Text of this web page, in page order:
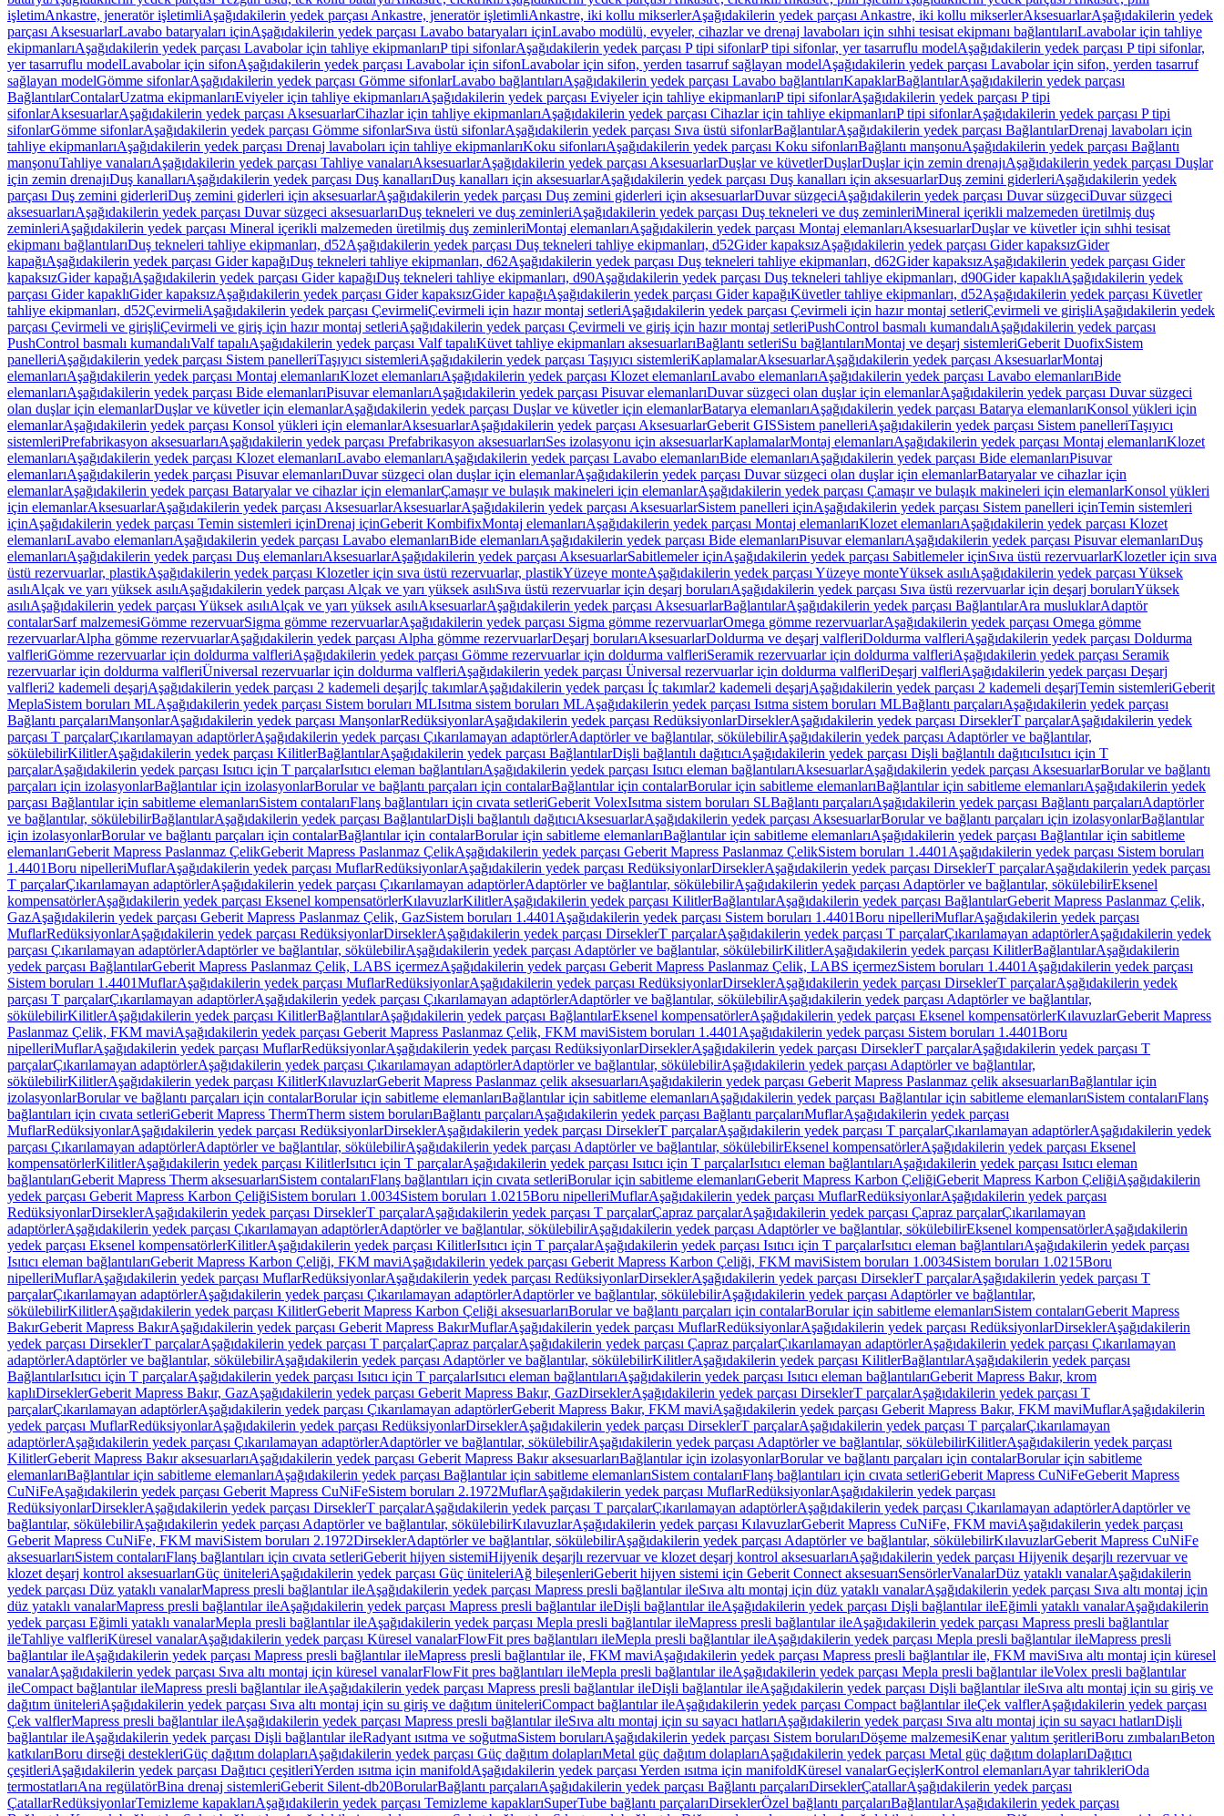
işletimAnkastre, jeneratör işletimliAşağıdakilerin yedek parçası Ankastre, jeneratör işletimliAnkastre, iki kollu mikserlerAşağıdakilerin yedek parçası Ankastre, iki kollu mikserlerAksesuarlarAşağıdakilerin yedek
parçası AksesuarlarLavabo bataryaları içinAşağıdakilerin yedek parçası Lavabo bataryaları içinLavabo modülü, evyeler, cihazlar ve drenaj lavaboları için sıhhi tesisat ekipmanı bağlantılarıLavabolar için tahliye
ekipmanlarıAşağıdakilerin yedek parçası Lavabolar için tahliye ekipmanlarıP tipi sifonlarAşağıdakilerin yedek parçası P tipi sifonlarP tipi sifonlar, yer tasarruflu modelAşağıdakilerin yedek parçası P tipi sifonlar,
yer tasarruflu modelLavabolar için sifonAşağıdakilerin yedek parçası Lavabolar için sifonLavabolar için sifon, yerden tasarruf sağlayan modelAşağıdakilerin yedek parçası Lavabolar için sifon, yerden tasarruf
sağlayan modelGömme sifonlarAşağıdakilerin yedek parçası Gömme sifonlarLavabo bağlantılarıAşağıdakilerin yedek parçası Lavabo bağlantılarıKapaklarBağlantılarAşağıdakilerin yedek parçası
BağlantılarContalarUzatma ekipmanlarıEviyeler için tahliye ekipmanlarıAşağıdakilerin yedek parçası Eviyeler için tahliye ekipmanlarıP tipi sifonlarAşağıdakilerin yedek parçası P tipi
sifonlarAksesuarlarAşağıdakilerin yedek parçası AksesuarlarCihazlar için tahliye ekipmanlarıAşağıdakilerin yedek parçası Cihazlar için tahliye ekipmanlarıP tipi sifonlarAşağıdakilerin yedek parçası P tipi
sifonlarGömme sifonlarAşağıdakilerin yedek parçası Gömme sifonlarSıva üstü sifonlarAşağıdakilerin yedek parçası Sıva üstü sifonlarBağlantılarAşağıdakilerin yedek parçası BağlantılarDrenaj lavaboları için
tahliye ekipmanlarıAşağıdakilerin yedek parçası Drenaj lavaboları için tahliye ekipmanlarıKoku sifonlarıAşağıdakilerin yedek parçası Koku sifonlarıBağlantı manşonuAşağıdakilerin yedek parçası Bağlantı
manşonuTahliye vanalarıAşağıdakilerin yedek parçası Tahliye vanalarıAksesuarlarAşağıdakilerin yedek parçası AksesuarlarDuşlar ve küvetlerDuşlarDuşlar için zemin drenajıAşağıdakilerin yedek parçası Duşlar
için zemin drenajıDuş kanallarıAşağıdakilerin yedek parçası Duş kanallarıDuş kanalları için aksesuarlarAşağıdakilerin yedek parçası Duş kanalları için aksesuarlarDuş zemini giderleriAşağıdakilerin yedek
parçası Duş zemini giderleriDuş zemini giderleri için aksesuarlarAşağıdakilerin yedek parçası Duş zemini giderleri için aksesuarlarDuvar süzgeciAşağıdakilerin yedek parçası Duvar süzgeciDuvar süzgeci
aksesuarlarıAşağıdakilerin yedek parçası Duvar süzgeci aksesuarlarıDuş tekneleri ve duş zeminleriAşağıdakilerin yedek parçası Duş tekneleri ve duş zeminleriMineral içerikli malzemeden üretilmiş duş
zeminleriAşağıdakilerin yedek parçası Mineral içerikli malzemeden üretilmiş duş zeminleriMontaj elemanlarıAşağıdakilerin yedek parçası Montaj elemanlarıAksesuarlarDuşlar ve küvetler için sıhhi tesisat
ekipmanı bağlantılarıDuş tekneleri tahliye ekipmanları, d52Aşağıdakilerin yedek parçası Duş tekneleri tahliye ekipmanları, d52Gider kapaksızAşağıdakilerin yedek parçası Gider kapaksızGider
kapağıAşağıdakilerin yedek parçası Gider kapağıDuş tekneleri tahliye ekipmanları, d62Aşağıdakilerin yedek parçası Duş tekneleri tahliye ekipmanları, d62Gider kapaksızAşağıdakilerin yedek parçası Gider
kapaksızGider kapağıAşağıdakilerin yedek parçası Gider kapağıDuş tekneleri tahliye ekipmanları, d90Aşağıdakilerin yedek parçası Duş tekneleri tahliye ekipmanları, d90Gider kapaklıAşağıdakilerin yedek
parçası Gider kapaklıGider kapaksızAşağıdakilerin yedek parçası Gider kapaksızGider kapağıAşağıdakilerin yedek parçası Gider kapağıKüvetler tahliye ekipmanları, d52Aşağıdakilerin yedek parçası Küvetler
tahliye ekipmanları, d52ÇevirmeliAşağıdakilerin yedek parçası ÇevirmeliÇevirmeli için hazır montaj setleriAşağıdakilerin yedek parçası Çevirmeli için hazır montaj setleriÇevirmeli ve girişliAşağıdakilerin yedek
parçası Çevirmeli ve girişliÇevirmeli ve giriş için hazır montaj setleriAşağıdakilerin yedek parçası Çevirmeli ve giriş için hazır montaj setleriPushControl basmalı kumandalıAşağıdakilerin yedek parçası
PushControl basmalı kumandalıValf tapalıAşağıdakilerin yedek parçası Valf tapalıKüvet tahliye ekipmanları aksesuarlarıBağlantı setleriSu bağlantılarıMontaj ve deşarj sistemleriGeberit DuofixSistem
panelleriAşağıdakilerin yedek parçası Sistem panelleriTaşıyıcı sistemleriAşağıdakilerin yedek parçası Taşıyıcı sistemleriKaplamalarAksesuarlarAşağıdakilerin yedek parçası AksesuarlarMontaj
elemanlarıAşağıdakilerin yedek parçası Montaj elemanlarıKlozet elemanlarıAşağıdakilerin yedek parçası Klozet elemanlarıLavabo elemanlarıAşağıdakilerin yedek parçası Lavabo elemanlarıBide
elemanlarıAşağıdakilerin yedek parçası Bide elemanlarıPisuvar elemanlarıAşağıdakilerin yedek parçası Pisuvar elemanlarıDuvar süzgeci olan duşlar için elemanlarAşağıdakilerin yedek parçası Duvar süzgeci
olan duşlar için elemanlarDuşlar ve küvetler için elemanlarAşağıdakilerin yedek parçası Duşlar ve küvetler için elemanlarBatarya elemanlarıAşağıdakilerin yedek parçası Batarya elemanlarıKonsol yükleri için
elemanlarAşağıdakilerin yedek parçası Konsol yükleri için elemanlarAksesuarlarAşağıdakilerin yedek parçası AksesuarlarGeberit GISSistem panelleriAşağıdakilerin yedek parçası Sistem panelleriTaşıyıcı
sistemleriPrefabrikasyon aksesuarlarıAşağıdakilerin yedek parçası Prefabrikasyon aksesuarlarıSes izolasyonu için aksesuarlarKaplamalarMontaj elemanlarıAşağıdakilerin yedek parçası Montaj elemanlarıKlozet
elemanlarıAşağıdakilerin yedek parçası Klozet elemanlarıLavabo elemanlarıAşağıdakilerin yedek parçası Lavabo elemanlarıBide elemanlarıAşağıdakilerin yedek parçası Bide elemanlarıPisuvar
elemanlarıAşağıdakilerin yedek parçası Pisuvar elemanlarıDuvar süzgeci olan duşlar için elemanlarAşağıdakilerin yedek parçası Duvar süzgeci olan duşlar için elemanlarBataryalar ve cihazlar için
elemanlarAşağıdakilerin yedek parçası Bataryalar ve cihazlar için elemanlarÇamaşır ve bulaşık makineleri için elemanlarAşağıdakilerin yedek parçası Çamaşır ve bulaşık makineleri için elemanlarKonsol yükleri
için elemanlarAksesuarlarAşağıdakilerin yedek parçası AksesuarlarAksesuarlarAşağıdakilerin yedek parçası AksesuarlarSistem panelleri içinAşağıdakilerin yedek parçası Sistem panelleri içinTemin sistemleri
içinAşağıdakilerin yedek parçası Temin sistemleri içinDrenaj içinGeberit KombifixMontaj elemanlarıAşağıdakilerin yedek parçası Montaj elemanlarıKlozet elemanlarıAşağıdakilerin yedek parçası Klozet
elemanlarıLavabo elemanlarıAşağıdakilerin yedek parçası Lavabo elemanlarıBide elemanlarıAşağıdakilerin yedek parçası Bide elemanlarıPisuvar elemanlarıAşağıdakilerin yedek parçası Pisuvar elemanlarıDuş
elemanlarıAşağıdakilerin yedek parçası Duş elemanlarıAksesuarlarAşağıdakilerin yedek parçası AksesuarlarSabitlemeler içinAşağıdakilerin yedek parçası Sabitlemeler içinSıva üstü rezervuarlarKlozetler için sıva
üstü rezervuarlar, plastikAşağıdakilerin yedek parçası Klozetler için sıva üstü rezervuarlar, plastikYüzeye monteAşağıdakilerin yedek parçası Yüzeye monteYüksek asılıAşağıdakilerin yedek parçası Yüksek
asılıAlçak ve yarı yüksek asılıAşağıdakilerin yedek parçası Alçak ve yarı yüksek asılıSıva üstü rezervuarlar için deşarj borularıAşağıdakilerin yedek parçası Sıva üstü rezervuarlar için deşarj borularıYüksek
asılıAşağıdakilerin yedek parçası Yüksek asılıAlçak ve yarı yüksek asılıAksesuarlarAşağıdakilerin yedek parçası AksesuarlarBağlantılarAşağıdakilerin yedek parçası BağlantılarAra musluklarAdaptör
contalarSarf malzemesiGömme rezervuarSigma gömme rezervuarlarAşağıdakilerin yedek parçası Sigma gömme rezervuarlarOmega gömme rezervuarlarAşağıdakilerin yedek parçası Omega gömme
rezervuarlarAlpha gömme rezervuarlarAşağıdakilerin yedek parçası Alpha gömme rezervuarlarDeşarj borularıAksesuarlarDoldurma ve deşarj valfleriDoldurma valfleriAşağıdakilerin yedek parçası Doldurma
valfleriGömme rezervuarlar için doldurma valfleriAşağıdakilerin yedek parçası Gömme rezervuarlar için doldurma valfleriSeramik rezervuarlar için doldurma valfleriAşağıdakilerin yedek parçası Seramik
rezervuarlar için doldurma valfleriÜniversal rezervuarlar için doldurma valfleriAşağıdakilerin yedek parçası Üniversal rezervuarlar için doldurma valfleriDeşarj valfleriAşağıdakilerin yedek parçası Deşarj
valfleri2 kademeli deşarjAşağıdakilerin yedek parçası 2 kademeli deşarjİç takımlarAşağıdakilerin yedek parçası İç takımlar2 kademeli deşarjAşağıdakilerin yedek parçası 2 kademeli deşarjTemin sistemleriGeberit
MeplaSistem boruları MLAşağıdakilerin yedek parçası Sistem boruları MLIsıtma sistem boruları MLAşağıdakilerin yedek parçası Isıtma sistem boruları MLBağlantı parçalarıAşağıdakilerin yedek parçası
Bağlantı parçalarıManşonlarAşağıdakilerin yedek parçası ManşonlarRedüksiyonlarAşağıdakilerin yedek parçası RedüksiyonlarDirseklerAşağıdakilerin yedek parçası DirseklerT parçalarAşağıdakilerin yedek
parçası T parçalarÇıkarılamayan adaptörlerAşağıdakilerin yedek parçası Çıkarılamayan adaptörlerAdaptörler ve bağlantılar, sökülebilirAşağıdakilerin yedek parçası Adaptörler ve bağlantılar,
sökülebilirKilitlerAşağıdakilerin yedek parçası KilitlerBağlantılarAşağıdakilerin yedek parçası BağlantılarDişli bağlantılı dağıtıcıAşağıdakilerin yedek parçası Dişli bağlantılı dağıtıcıIsıtıcı için T
parçalarAşağıdakilerin yedek parçası Isıtıcı için T parçalarIsıtıcı eleman bağlantılarıAşağıdakilerin yedek parçası Isıtıcı eleman bağlantılarıAksesuarlarAşağıdakilerin yedek parçası AksesuarlarBorular ve bağlantı
parçaları için izolasyonlarBağlantılar için izolasyonlarBorular ve bağlantı parçaları için contalarBağlantılar için contalarBorular için sabitleme elemanlarıBağlantılar için sabitleme elemanlarıAşağıdakilerin yedek
parçası Bağlantılar için sabitleme elemanlarıSistem contalarıFlanş bağlantıları için cıvata setleriGeberit VolexIsıtma sistem boruları SLBağlantı parçalarıAşağıdakilerin yedek parçası Bağlantı parçalarıAdaptörler
ve bağlantılar, sökülebilirBağlantılarAşağıdakilerin yedek parçası BağlantılarDişli bağlantılı dağıtıcıAksesuarlarAşağıdakilerin yedek parçası AksesuarlarBorular ve bağlantı parçaları için izolasyonlarBağlantılar
için izolasyonlarBorular ve bağlantı parçaları için contalarBağlantılar için contalarBorular için sabitleme elemanlarıBağlantılar için sabitleme elemanlarıAşağıdakilerin yedek parçası Bağlantılar için sabitleme
elemanlarıGeberit Mapress Paslanmaz ÇelikGeberit Mapress Paslanmaz ÇelikAşağıdakilerin yedek parçası Geberit Mapress Paslanmaz ÇelikSistem boruları 1.4401 Aşağıdakilerin yedek parçası Sistem boruları
1.4401Boru nipelleriMuflarAşağıdakilerin yedek parçası MuflarRedüksiyonlarAşağıdakilerin yedek parçası RedüksiyonlarDirseklerAşağıdakilerin yedek parçası DirseklerT parçalarAşağıdakilerin yedek parçası
T parçalarÇıkarılamayan adaptörlerAşağıdakilerin yedek parçası Çıkarılamayan adaptörlerAdaptörler ve bağlantılar, sökülebilirAşağıdakilerin yedek parçası Adaptörler ve bağlantılar, sökülebilirEksenel
kompensatörlerAşağıdakilerin yedek parçası Eksenel kompensatörlerKılavuzlarKilitlerAşağıdakilerin yedek parçası KilitlerBağlantılarAşağıdakilerin yedek parçası BağlantılarGeberit Mapress Paslanmaz Çelik,
GazAşağıdakilerin yedek parçası Geberit Mapress Paslanmaz Çelik, GazSistem boruları 1.4401 Aşağıdakilerin yedek parçası Sistem boruları 1.4401Boru nipelleriMuflarAşağıdakilerin yedek parçası
MuflarRedüksiyonlarAşağıdakilerin yedek parçası RedüksiyonlarDirseklerAşağıdakilerin yedek parçası DirseklerT parçalarAşağıdakilerin yedek parçası T parçalarÇıkarılamayan adaptörlerAşağıdakilerin yedek
parçası Çıkarılamayan adaptörlerAdaptörler ve bağlantılar, sökülebilirAşağıdakilerin yedek parçası Adaptörler ve bağlantılar, sökülebilirKilitlerAşağıdakilerin yedek parçası KilitlerBağlantılarAşağıdakilerin
yedek parçası BağlantılarGeberit Mapress Paslanmaz Çelik, LABS içermezAşağıdakilerin yedek parçası Geberit Mapress Paslanmaz Çelik, LABS içermezSistem boruları 1.4401 Aşağıdakilerin yedek parçası
Sistem boruları 1.4401MuflarAşağıdakilerin yedek parçası MuflarRedüksiyonlarAşağıdakilerin yedek parçası RedüksiyonlarDirseklerAşağıdakilerin yedek parçası DirseklerT parçalarAşağıdakilerin yedek
parçası T parçalarÇıkarılamayan adaptörlerAşağıdakilerin yedek parçası Çıkarılamayan adaptörlerAdaptörler ve bağlantılar, sökülebilirAşağıdakilerin yedek parçası Adaptörler ve bağlantılar,
sökülebilirKilitlerAşağıdakilerin yedek parçası KilitlerBağlantılarAşağıdakilerin yedek parçası BağlantılarEksenel kompensatörlerAşağıdakilerin yedek parçası Eksenel kompensatörlerKılavuzlarGeberit Mapress
Paslanmaz Çelik, FKM maviAşağıdakilerin yedek parçası Geberit Mapress Paslanmaz Çelik, FKM maviSistem boruları 1.4401 Aşağıdakilerin yedek parçası Sistem boruları 1.4401Boru
nipelleriMuflarAşağıdakilerin yedek parçası MuflarRedüksiyonlarAşağıdakilerin yedek parçası RedüksiyonlarDirseklerAşağıdakilerin yedek parçası DirseklerT parçalarAşağıdakilerin yedek parçası T
parçalarÇıkarılamayan adaptörlerAşağıdakilerin yedek parçası Çıkarılamayan adaptörlerAdaptörler ve bağlantılar, sökülebilirAşağıdakilerin yedek parçası Adaptörler ve bağlantılar,
sökülebilirKilitlerAşağıdakilerin yedek parçası KilitlerKılavuzlarGeberit Mapress Paslanmaz çelik aksesuarlarıAşağıdakilerin yedek parçası Geberit Mapress Paslanmaz çelik aksesuarlarıBağlantılar için
izolasyonlarBorular ve bağlantı parçaları için contalarBorular için sabitleme elemanlarıBağlantılar için sabitleme elemanlarıAşağıdakilerin yedek parçası Bağlantılar için sabitleme elemanlarıSistem contalarıFlanş
bağlantıları için cıvata setleriGeberit Mapress ThermTherm sistem borularıBağlantı parçalarıAşağıdakilerin yedek parçası Bağlantı parçalarıMuflarAşağıdakilerin yedek parçası
MuflarRedüksiyonlarAşağıdakilerin yedek parçası RedüksiyonlarDirseklerAşağıdakilerin yedek parçası DirseklerT parçalarAşağıdakilerin yedek parçası T parçalarÇıkarılamayan adaptörlerAşağıdakilerin yedek
parçası Çıkarılamayan adaptörlerAdaptörler ve bağlantılar, sökülebilirAşağıdakilerin yedek parçası Adaptörler ve bağlantılar, sökülebilirEksenel kompensatörlerAşağıdakilerin yedek parçası Eksenel
kompensatörlerKilitlerAşağıdakilerin yedek parçası KilitlerIsıtıcı için T parçalarAşağıdakilerin yedek parçası Isıtıcı için T parçalarIsıtıcı eleman bağlantılarıAşağıdakilerin yedek parçası Isıtıcı eleman
bağlantılarıGeberit Mapress Therm aksesuarlarıSistem contalarıFlanş bağlantıları için cıvata setleriBorular için sabitleme elemanlarıGeberit Mapress Karbon ÇeliğiGeberit Mapress Karbon ÇeliğiAşağıdakilerin
yedek parçası Geberit Mapress Karbon ÇeliğiSistem boruları 1.0034Sistem boruları 1.0215Boru nipelleriMuflarAşağıdakilerin yedek parçası MuflarRedüksiyonlarAşağıdakilerin yedek parçası
RedüksiyonlarDirseklerAşağıdakilerin yedek parçası DirseklerT parçalarAşağıdakilerin yedek parçası T parçalarÇapraz parçalarAşağıdakilerin yedek parçası Çapraz parçalarÇıkarılamayan
adaptörlerAşağıdakilerin yedek parçası Çıkarılamayan adaptörlerAdaptörler ve bağlantılar, sökülebilirAşağıdakilerin yedek parçası Adaptörler ve bağlantılar, sökülebilirEksenel kompensatörlerAşağıdakilerin
yedek parçası Eksenel kompensatörlerKilitlerAşağıdakilerin yedek parçası KilitlerIsıtıcı için T parçalarAşağıdakilerin yedek parçası Isıtıcı için T parçalarIsıtıcı eleman bağlantılarıAşağıdakilerin yedek parçası
Isıtıcı eleman bağlantılarıGeberit Mapress Karbon Çeliği, FKM maviAşağıdakilerin yedek parçası Geberit Mapress Karbon Çeliği, FKM maviSistem boruları 1.0034Sistem boruları 1.0215Boru
nipelleriMuflarAşağıdakilerin yedek parçası MuflarRedüksiyonlarAşağıdakilerin yedek parçası RedüksiyonlarDirseklerAşağıdakilerin yedek parçası DirseklerT parçalarAşağıdakilerin yedek parçası T
parçalarÇıkarılamayan adaptörlerAşağıdakilerin yedek parçası Çıkarılamayan adaptörlerAdaptörler ve bağlantılar, sökülebilirAşağıdakilerin yedek parçası Adaptörler ve bağlantılar,
sökülebilirKilitlerAşağıdakilerin yedek parçası KilitlerGeberit Mapress Karbon Çeliği aksesuarlarıBorular ve bağlantı parçaları için contalarBorular için sabitleme elemanlarıSistem contalarıGeberit Mapress
BakırGeberit Mapress BakırAşağıdakilerin yedek parçası Geberit Mapress BakırMuflarAşağıdakilerin yedek parçası MuflarRedüksiyonlarAşağıdakilerin yedek parçası RedüksiyonlarDirseklerAşağıdakilerin
yedek parçası DirseklerT parçalarAşağıdakilerin yedek parçası T parçalarÇapraz parçalarAşağıdakilerin yedek parçası Çapraz parçalarÇıkarılamayan adaptörlerAşağıdakilerin yedek parçası Çıkarılamayan
adaptörlerAdaptörler ve bağlantılar, sökülebilirAşağıdakilerin yedek parçası Adaptörler ve bağlantılar, sökülebilirKilitlerAşağıdakilerin yedek parçası KilitlerBağlantılarAşağıdakilerin yedek parçası
BağlantılarIsıtıcı için T parçalarAşağıdakilerin yedek parçası Isıtıcı için T parçalarIsıtıcı eleman bağlantılarıAşağıdakilerin yedek parçası Isıtıcı eleman bağlantılarıGeberit Mapress Bakır, krom
kaplıDirseklerGeberit Mapress Bakır, GazAşağıdakilerin yedek parçası Geberit Mapress Bakır, GazDirseklerAşağıdakilerin yedek parçası DirseklerT parçalarAşağıdakilerin yedek parçası T
parçalarÇıkarılamayan adaptörlerAşağıdakilerin yedek parçası Çıkarılamayan adaptörlerGeberit Mapress Bakır, FKM maviAşağıdakilerin yedek parçası Geberit Mapress Bakır, FKM maviMuflarAşağıdakilerin
yedek parçası MuflarRedüksiyonlarAşağıdakilerin yedek parçası RedüksiyonlarDirseklerAşağıdakilerin yedek parçası DirseklerT parçalarAşağıdakilerin yedek parçası T parçalarÇıkarılamayan
adaptörlerAşağıdakilerin yedek parçası Çıkarılamayan adaptörlerAdaptörler ve bağlantılar, sökülebilirAşağıdakilerin yedek parçası Adaptörler ve bağlantılar, sökülebilirKilitlerAşağıdakilerin yedek parçası
KilitlerGeberit Mapress Bakır aksesuarlarıAşağıdakilerin yedek parçası Geberit Mapress Bakır aksesuarlarıBağlantılar için izolasyonlarBorular ve bağlantı parçaları için contalarBorular için sabitleme
elemanlarıBağlantılar için sabitleme elemanlarıAşağıdakilerin yedek parçası Bağlantılar için sabitleme elemanlarıSistem contalarıFlanş bağlantıları için cıvata setleriGeberit Mapress CuNiFeGeberit Mapress
CuNiFeAşağıdakilerin yedek parçası Geberit Mapress CuNiFeSistem boruları 2.1972MuflarAşağıdakilerin yedek parçası MuflarRedüksiyonlarAşağıdakilerin yedek parçası
RedüksiyonlarDirseklerAşağıdakilerin yedek parçası DirseklerT parçalarAşağıdakilerin yedek parçası T parçalarÇıkarılamayan adaptörlerAşağıdakilerin yedek parçası Çıkarılamayan adaptörlerAdaptörler ve
bağlantılar, sökülebilirAşağıdakilerin yedek parçası Adaptörler ve bağlantılar, sökülebilirKılavuzlarAşağıdakilerin yedek parçası KılavuzlarGeberit Mapress CuNiFe, FKM maviAşağıdakilerin yedek parçası
Geberit Mapress CuNiFe, FKM maviSistem boruları 2.1972DirseklerAdaptörler ve bağlantılar, sökülebilirAşağıdakilerin yedek parçası Adaptörler ve bağlantılar, sökülebilirKılavuzlarGeberit Mapress CuNiFe
aksesuarlarıSistem contalarıFlanş bağlantıları için cıvata setleriGeberit hijyen sistemiHijyenik deşarjlı rezervuar ve klozet deşarj kontrol aksesuarlarıAşağıdakilerin yedek parçası Hijyenik deşarjlı rezervuar ve
klozet deşarj kontrol aksesuarlarıGüç üniteleriAşağıdakilerin yedek parçası Güç üniteleriAğ bileşenleriGeberit hijyen sistemi için Geberit Connect aksesuarıSensörlerVanalarDüz yataklı vanalarAşağıdakilerin
yedek parçası Düz yataklı vanalarMapress presli bağlantılar ileAşağıdakilerin yedek parçası Mapress presli bağlantılar ileSıva altı montaj için düz yataklı vanalarAşağıdakilerin yedek parçası Sıva altı montaj için
düz yataklı vanalarMapress presli bağlantılar ileAşağıdakilerin yedek parçası Mapress presli bağlantılar ileDişli bağlantılar ileAşağıdakilerin yedek parçası Dişli bağlantılar ileEğimli yataklı vanalarAşağıdakilerin
yedek parçası Eğimli yataklı vanalarMepla presli bağlantılar ileAşağıdakilerin yedek parçası Mepla presli bağlantılar ileMapress presli bağlantılar ileAşağıdakilerin yedek parçası Mapress presli bağlantılar
ileTahliye valfleriKüresel vanalarAşağıdakilerin yedek parçası Küresel vanalarFlowFit pres bağlantıları ileMepla presli bağlantılar ileAşağıdakilerin yedek parçası Mepla presli bağlantılar ileMapress presli
bağlantılar ileAşağıdakilerin yedek parçası Mapress presli bağlantılar ileMapress presli bağlantılar ile, FKM maviAşağıdakilerin yedek parçası Mapress presli bağlantılar ile, FKM maviSıva altı montaj için küresel
vanalarAşağıdakilerin yedek parçası Sıva altı montaj için küresel vanalarFlowFit pres bağlantıları ileMepla presli bağlantılar ileAşağıdakilerin yedek parçası Mepla presli bağlantılar ileVolex presli bağlantılar
ileCompact bağlantılar ileMapress presli bağlantılar ileAşağıdakilerin yedek parçası Mapress presli bağlantılar ileDişli bağlantılar ileAşağıdakilerin yedek parçası Dişli bağlantılar ileSıva altı montaj için su giriş ve
dağıtım üniteleriAşağıdakilerin yedek parçası Sıva altı montaj için su giriş ve dağıtım üniteleriCompact bağlantılar ileAşağıdakilerin yedek parçası Compact bağlantılar ileÇek valflerAşağıdakilerin yedek parçası
Çek valflerMapress presli bağlantılar ileAşağıdakilerin yedek parçası Mapress presli bağlantılar ileSıva altı montaj için su sayacı hatlarıAşağıdakilerin yedek parçası Sıva altı montaj için su sayacı hatlarıDişli
bağlantılar ileAşağıdakilerin yedek parçası Dişli bağlantılar ileRadyant ısıtma ve soğutmaSistem borularıAşağıdakilerin yedek parçası Sistem borularıDöşeme malzemesiKenar yalıtım şeritleriBoru zımbalarıBeton
katkılarıBoru dirseği destekleriGüç dağıtım dolaplarıAşağıdakilerin yedek parçası Güç dağıtım dolaplarıMetal güç dağıtım dolaplarıAşağıdakilerin yedek parçası Metal güç dağıtım dolaplarıDağıtıcı
çeşitleriAşağıdakilerin yedek parçası Dağıtıcı çeşitleriYerden ısıtma için manifoldAşağıdakilerin yedek parçası Yerden ısıtma için manifoldKüresel vanalarGeçişlerKontrol elemanlarıAyar tahrikleriOda
termostatlarıAna regülatörBina drenaj sistemleriGeberit Silent-db20BorularBağlantı parçalarıAşağıdakilerin yedek parçası Bağlantı parçalarıDirseklerÇatallarAşağıdakilerin yedek parçası
ÇatallarRedüksiyonlarTemizleme kapaklarıAşağıdakilerin yedek parçası Temizleme kapaklarıSuperTube bağlantı parçalarıDirseklerÖzel bağlantı parçalarıBağlantılarAşağıdakilerin yedek parçası